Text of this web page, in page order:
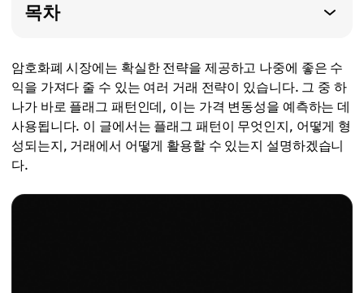
목차
암호화폐 시장에는 확실한 전략을 제공하고 나중에 좋은 수
익을 가져다 줄 수 있는 여러 거래 전략이 있습니다. 그 중 하
나가 바로 플래그 패턴인데, 이는 가격 변동성을 예측하는 데
사용됩니다. 이 글에서는 플래그 패턴이 무엇인지, 어떻게 형
성되는지, 거래에서 어떻게 활용할 수 있는지 설명하겠습니
다.